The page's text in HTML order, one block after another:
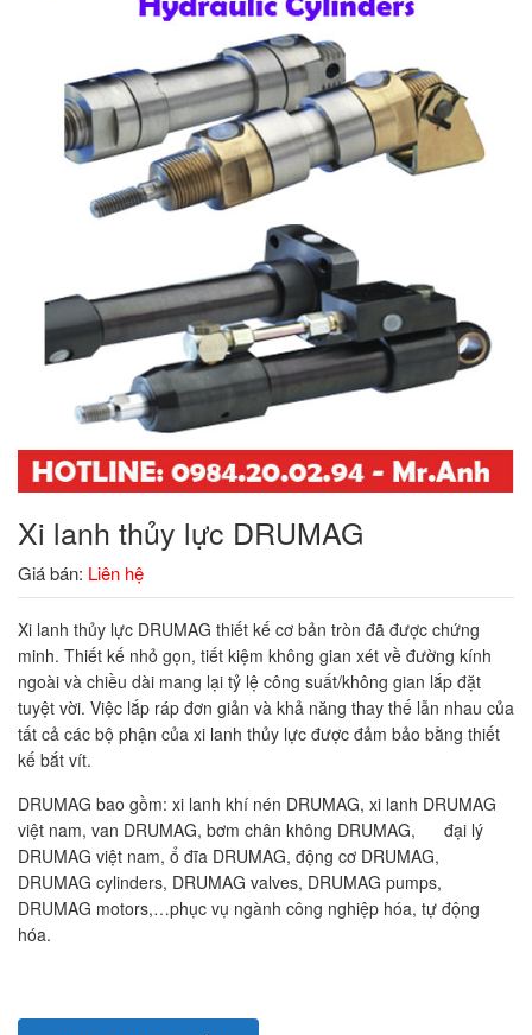
Xi lanh thủy lực DRUMAG
Giá bán: Liên hệ
Xi lanh thủy lực DRUMAG thiết kế cơ bản tròn đã được chứng
minh. Thiết kế nhỏ gọn, tiết kiệm không gian xét về đường kính
ngoài và chiều dài mang lại tỷ lệ công suất/không gian lắp đặt
tuyệt vời. Việc lắp ráp đơn giản và khả năng thay thế lẫn nhau của
tất cả các bộ phận của xi lanh thủy lực được đảm bảo bằng thiết
kế bắt vít.
DRUMAG bao gồm: xi lanh khí nén DRUMAG, xi lanh DRUMAG
việt nam, van DRUMAG, bơm chân không DRUMAG, đại lý
DRUMAG việt nam, ổ đĩa DRUMAG, động cơ DRUMAG,
DRUMAG cylinders, DRUMAG valves, DRUMAG pumps,
DRUMAG motors,…phục vụ ngành công nghiệp hóa, tự động
hóa.